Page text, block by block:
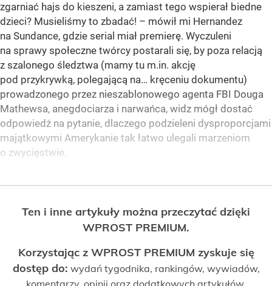
zgarniać hajs do kieszeni, a zamiast tego wspierał biedne
dzieci? Musieliśmy to zbadać! – mówił mi Hernandez
na Sundance, gdzie serial miał premierę. Wyczuleni
na sprawy społeczne twórcy postarali się, by poza relacją
z szalonego śledztwa (mamy tu m.in. akcję
pod przykrywką, polegającą na… kręceniu dokumentu)
prowadzonego przez nieszablonowego agenta FBI Douga
Mathewsa, anegdociarza i narwańca, widz mógł dostać
odpowiedź na pytanie, dlaczego podzieleni dysproporcjami
majątkowymi Amerykanie tak łatwo ulegali marzeniom
o zwycięstwie.
Ten i inne artykuły można przeczytać dzięki
WPROST PREMIUM.
Korzystając z WPROST PREMIUM zyskuje się
dostęp do: wydań tygodnika, rankingów, wywiadów,